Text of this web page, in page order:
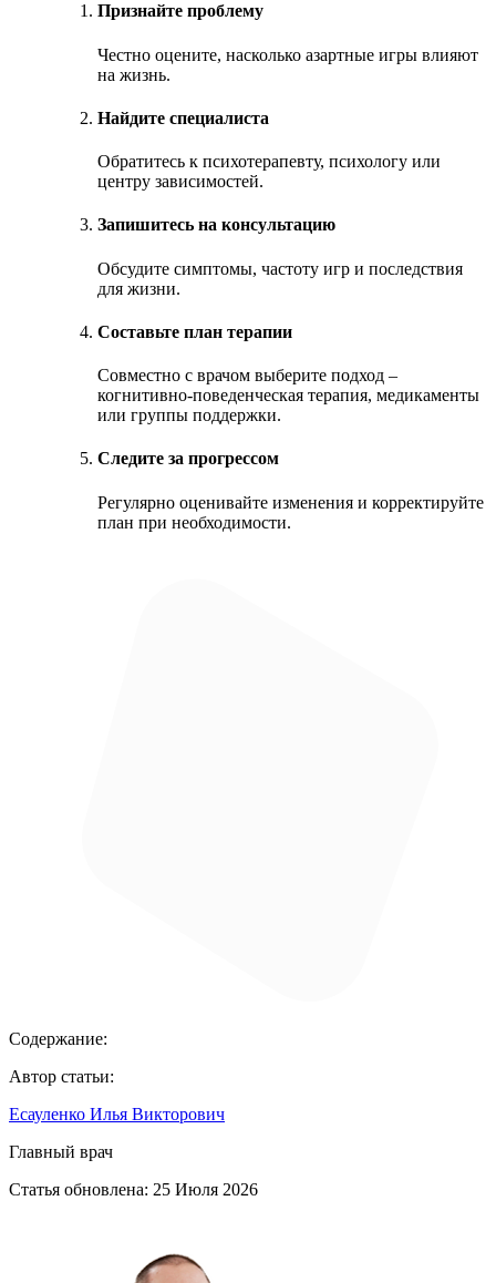
Признайте проблему
Честно оцените, насколько азартные игры влияют
на жизнь.
Найдите специалиста
Обратитесь к психотерапевту, психологу или
центру зависимостей.
Запишитесь на консультацию
Обсудите симптомы, частоту игр и последствия
для жизни.
Составьте план терапии
Совместно с врачом выберите подход –
когнитивно-поведенческая терапия, медикаменты
или группы поддержки.
Следите за прогрессом
Регулярно оценивайте изменения и корректируйте
план при необходимости.
Содержание:
Автор статьи:
Есауленко Илья Викторович
Главный врач
Статья обновлена: 25 Июля 2026